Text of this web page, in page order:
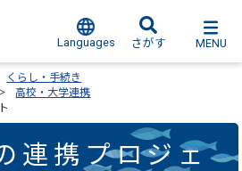
Languages さがす MENU
くらし・手続き
高校・大学連携
連携プロジェ